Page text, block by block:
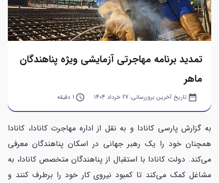
تمدید برنامه مهاجرتی آزمایشی ویژه پناهندگان
ماهر
date_range تاریخ آخرین بروزرسانی: 27 خرداد 1404 query_builder 1 دقیقه
به گزارش پارسی کانادا و به نقل از اداره مهاجرت کانادا، کانادا
همچنان خود را یک رهبر جهانی در اسکان پناهندگان معرفی
می‌کند. دولت کانادا با استقبال از پناهندگان متخصص کانادا، به
مشاغل کمک می‌کند تا کمبود نیروی کار خود را برطرف کنند و